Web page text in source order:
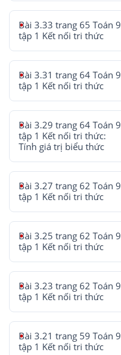
Bài 3.33 trang 65 Toán 9
tập 1 Kết nối tri thức
Bài 3.31 trang 64 Toán 9
tập 1 Kết nối tri thức
Bài 3.29 trang 64 Toán 9
tập 1 Kết nối tri thức:
Tính giá trị biểu thức
Bài 3.27 trang 62 Toán 9
tập 1 Kết nối tri thức
Bài 3.25 trang 62 Toán 9
tập 1 Kết nối tri thức
Bài 3.23 trang 62 Toán 9
tập 1 Kết nối tri thức
Bài 3.21 trang 59 Toán 9
tập 1 Kết nối tri thức